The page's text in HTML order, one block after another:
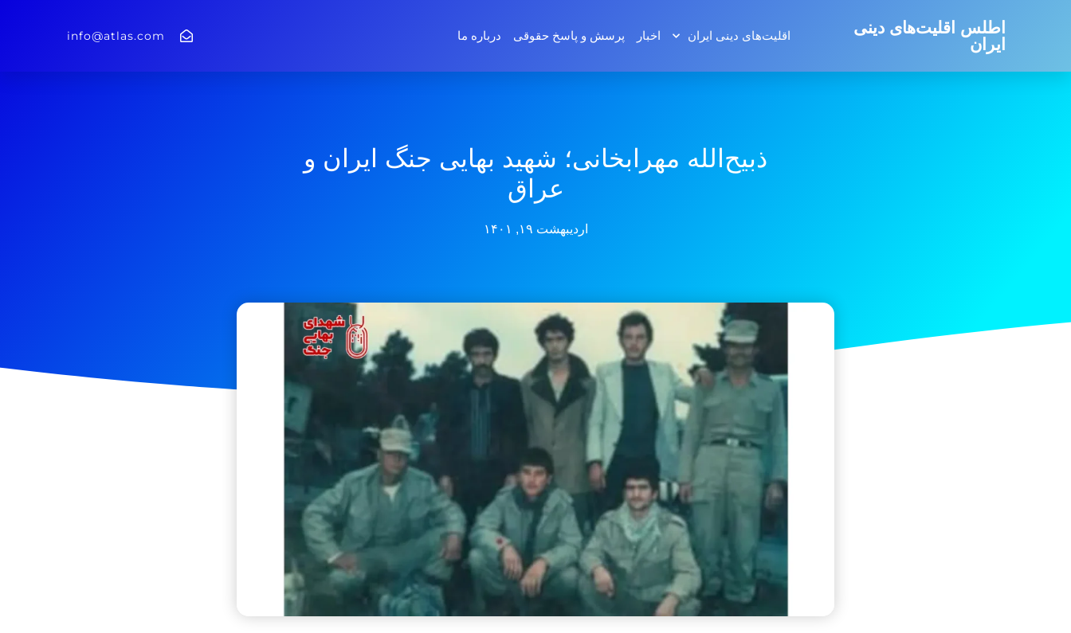
اطلس اقلیت‌های دینی
ایران
اقلیت‌های دینی ایران اخبار پرسش و پاسخ‌ حقوقی درباره ما info@atlas.com
ذبیح‌الله مهرابخانی؛ شهید بهایی جنگ ایران و
عراق
اردیبهشت ۱۹, ۱۴۰۱